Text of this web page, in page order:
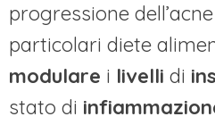
progressione
particolari diete
modulare i livelli di
stato di